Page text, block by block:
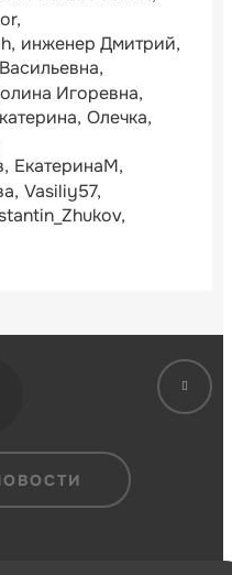
инженер Дмитрий
Игоревна
Олечка
ЕкатеринаМ
Vasiliy57